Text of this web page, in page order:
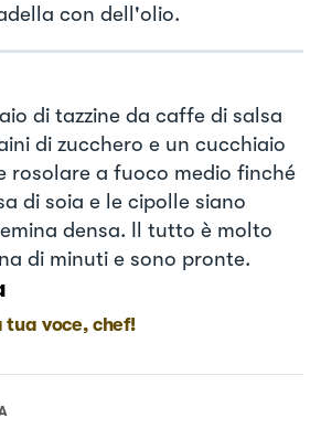
con dell'olio.
di tazzine da caffe di salsa
di zucchero e un cucchiaio
rosolare a fuoco medio finché
di soia e le cipolle siano
densa. Il tutto è molto
di minuti e sono pronte.
tua voce, chef!